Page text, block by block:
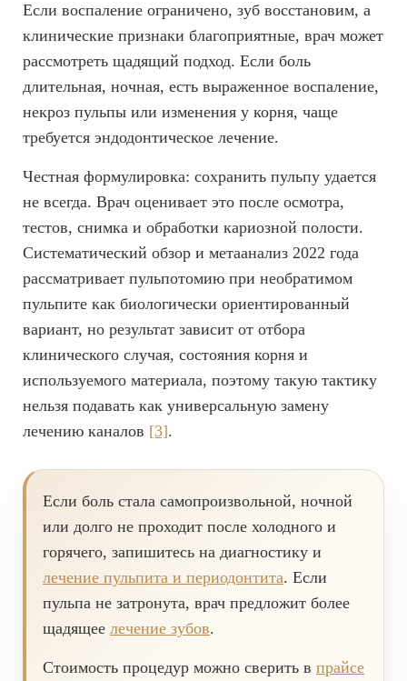
Если воспаление ограничено, зуб восстановим, а
клинические признаки благоприятные, врач может
рассмотреть щадящий подход. Если боль
длительная, ночная, есть выраженное воспаление,
некроз пульпы или изменения у корня, чаще
требуется эндодонтическое лечение.
Честная формулировка: сохранить пульпу удается
не всегда. Врач оценивает это после осмотра,
тестов, снимка и обработки кариозной полости.
Систематический обзор и метаанализ 2022 года
рассматривает пульпотомию при необратимом
пульпите как биологически ориентированный
вариант, но результат зависит от отбора
клинического случая, состояния корня и
используемого материала, поэтому такую тактику
нельзя подавать как универсальную замену
лечению каналов [3].
Если боль стала самопроизвольной, ночной
или долго не проходит после холодного и
горячего, запишитесь на диагностику и
лечение пульпита и периодонтита. Если
пульпа не затронута, врач предложит более
щадящее лечение зубов.
Стоимость процедур можно сверить в прайсе